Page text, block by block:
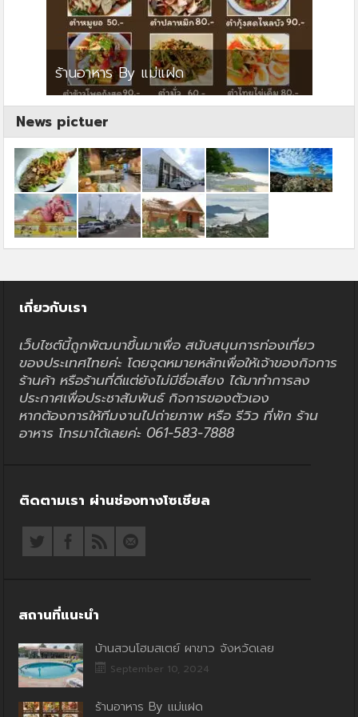
ร้านอาหาร By แม่แฝด
News pictuer
เกี่ยวกับเรา
เว็บไซต์นี้ถูกพัฒนาขึ้นมาเพื่อ สนับสนุนการท่องเที่ยว
ของประเทศไทยค่ะ โดยจุดหมายหลักเพื่อให้เจ้าของกิจการ
ร้านค้า หรือร้านที่ดีแต่ยังไม่มีชื่อเสียง ได้มาทำการลง
ประกาศเพื่อประชาสัมพันธ์ กิจการของตัวเอง
หากต้องการให้ทีมงานไปถ่ายภาพ หรือ รีวิว ที่พัก ร้าน
อาหาร โทรมาได้เลยค่ะ 061-583-7888
ติดตามเรา ผ่านช่องทางโซเชียล
สถานที่แนะนำ
บ้านสวนโฮมสเตย์ ผาขาว จังหวัดเลย
September 10, 2024
ร้านอาหาร By แม่แฝด